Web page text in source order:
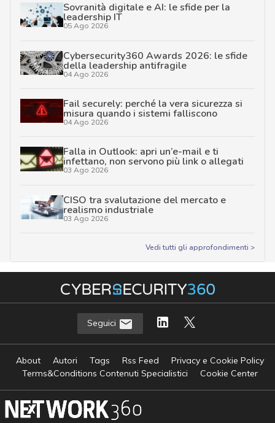
Sovranità digitale e AI: le sfide per la
leadership IT
05 Ago 2026
Cybersecurity360 Awards 2026: le sfide
della leadership antifragile
04 Ago 2026
Fail securely: perché la vera sicurezza si
misura quando i sistemi falliscono
04 Ago 2026
Falla in Outlook: apri un’e-mail e ti
infettano, non servono più link o allegati
03 Ago 2026
CISO tra svalutazione del mercato e
realismo industriale
03 Ago 2026
Vedi tutti gli approfondimenti >
Seguici
About Autori Tags Rss Feed
Privacy e Cookie Policy
Terms&Conditions Contenuti Specialistici
Cookie Center